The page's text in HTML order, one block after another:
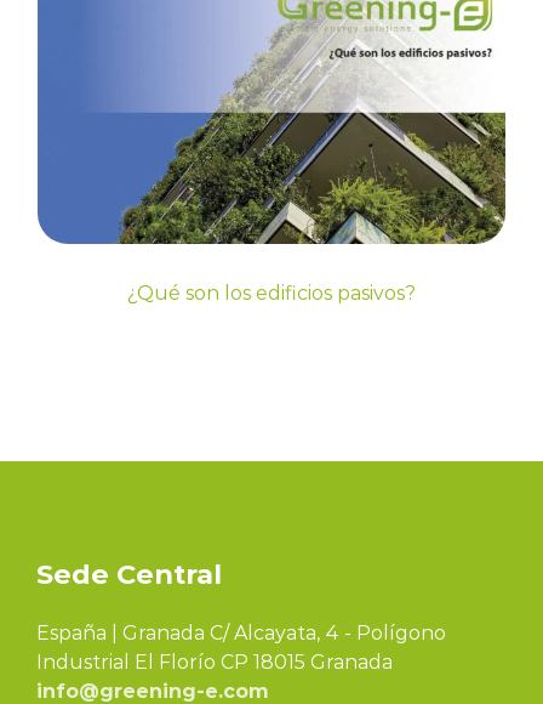
¿Qué son los edificios
pasivos?
Blog Energia Sin categorizar
¿Qué son los edificios pasivos?
Sede Central
España | Granada C/ Alcayata, 4 - Polígono
Industrial El Florío CP 18015 Granada
info@greening-e.com